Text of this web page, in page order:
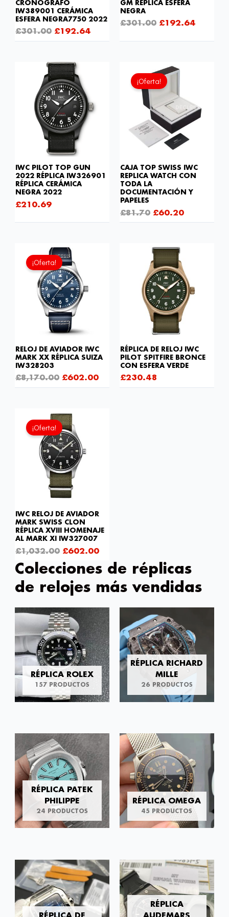
CRONÓGRAFO
IW389001 CERÁMICA
ESFERA NEGRA7750 2022
£301.00 £192.64
GM RÉPLICA ESFERA
NEGRA
£301.00 £192.64
IWC PILOT TOP GUN
2022 RÉPLICA IW326901
RÉPLICA CERÁMICA
NEGRA 2022
£210.69
¡Oferta!
CAJA TOP SWISS IWC
REPLICA WATCH CON
TODA LA
DOCUMENTACIÓN Y
PAPELES
£81.70
precio
original
£81.70.
£60.20
£60.20.
¡Oferta!
RELOJ DE AVIADOR IWC
MARK XX RÉPLICA SUIZA
IW328203
£8,170.00
El
precio
original
era:
£8,170.00.
£602.00
RÉPLICA DE RELOJ IWC
PILOT SPITFIRE BRONCE
CON ESFERA VERDE
£230.48
¡Oferta!
IWC RELOJ DE AVIADOR
MARK SWISS CLON
RÉPLICA XVIII HOMENAJE
AL MARK XI IW327007
£1,032.00
El
precio
original
era:
£1,032.00.
£602.00
Colecciones de réplicas
de relojes más vendidas
RÉPLICA ROLEX
157 PRODUCTOS
RÉPLICA RICHARD
MILLE
26 PRODUCTOS
RÉPLICA PATEK
PHILIPPE
24 PRODUCTOS
RÉPLICA OMEGA
45 PRODUCTOS
RÉPLICA